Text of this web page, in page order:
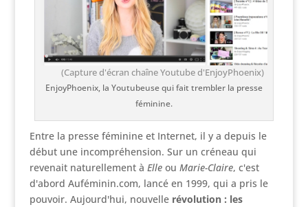
(Capture d'écran chaîne Youtube d'EnjoyPhoenix)
EnjoyPhoenix, la Youtubeuse qui fait trembler la presse
féminine.
Entre la presse féminine et Internet, il y a depuis le
début une incompréhension. Sur un créneau qui
revenait naturellement à Elleou Marie-Claire, c'est
d'abord Auféminin.com, lancé en 1999, qui a pris le
pouvoir. Aujourd'hui, nouvelle révolution : les